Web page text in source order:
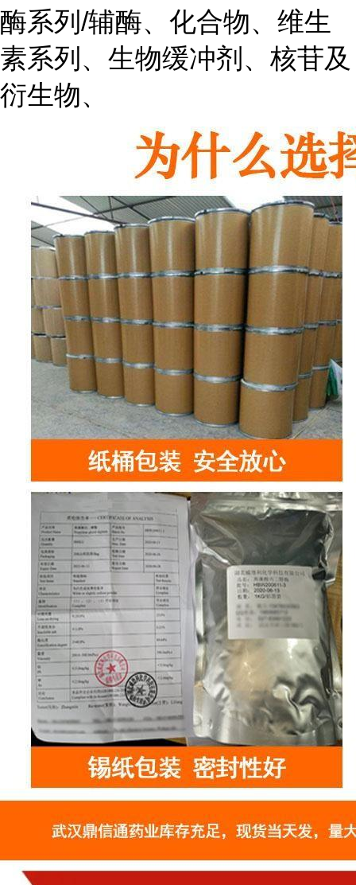
酶系列/辅酶、化合物、维生
素系列、生物缓冲剂、核苷及
衍生物、